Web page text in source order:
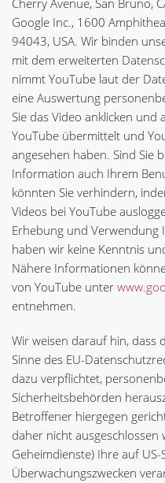
Cherry Avenue, San Bruno,
Google Inc., 1600
94043, USA. Wir binden
mit dem erweiterten
nimmt YouTube laut der
eine Auswertung
Sie das Video anklicken und
YouTube übermittelt und
angesehen haben. Sind Sie
Information auch Ihrem
könnten Sie verhindern,
Videos bei YouTube
Erhebung und Verwendung
haben wir keine Kenntnis
Nähere Informationen
von YouTube unter
entnehmen.
Wir weisen darauf hin, dass
Sinne des EU-
dazu verpflichtet,
Sicherheitsbehörden
Betroffener hiergegen
daher nicht ausgeschlossen
Geheimdienste) Ihre auf
Überwachungszwecken